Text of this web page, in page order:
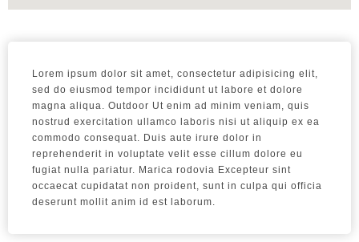
Lorem ipsum dolor sit amet, consectetur adipisicing elit,
sed do eiusmod tempor incididunt ut labore et dolore
magna aliqua. Outdoor Ut enim ad minim veniam, quis
nostrud exercitation ullamco laboris nisi ut aliquip ex ea
commodo consequat. Duis aute irure dolor in
reprehenderit in voluptate velit esse cillum dolore eu
fugiat nulla pariatur. Marica rodovia Excepteur sint
occaecat cupidatat non proident, sunt in culpa qui officia
deserunt mollit anim id est laborum.